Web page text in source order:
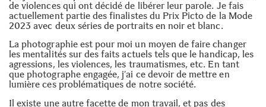
de violences qui ont décidé de libérer leur parole. Je fais
actuellement partie des finalistes du Prix Picto de la Mode
2023 avec deux séries de portraits en noir et blanc.
La photographie est pour moi un moyen de faire changer
les mentalités sur des faits actuels tels que le handicap, les
agressions, les violences, les traumatismes, etc. En tant
que photographe engagée, j’ai ce devoir de mettre en
lumière ces problématiques de notre société.
Il existe une autre facette de mon travail, et pas des